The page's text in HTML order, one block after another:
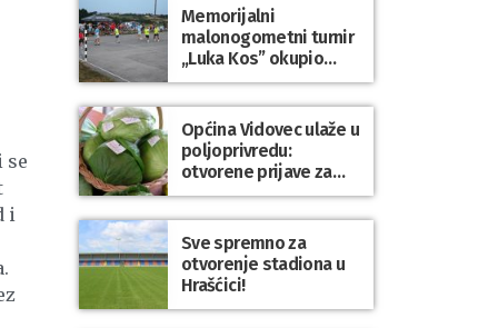
se
i
Memorijalni
malonogometni turnir
„Luka Kos” okupio
brojne ekipe i
posjetitelje u Sudovcu
Općina Vidovec ulaže u
poljoprivredu:
otvorene prijave za
općinske potpore
Sve spremno za
otvorenje stadiona u
Hrašćici!